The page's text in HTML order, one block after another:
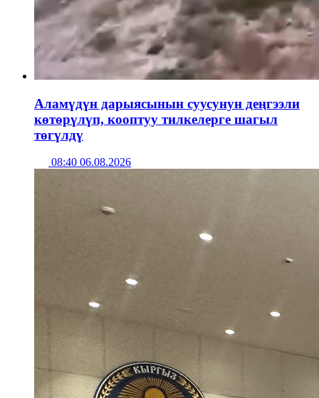
Аламүдүн дарыясынын суусунун деңгээли
көтөрүлүп, кооптуу тилкелерге шагыл
төгүлдү
08:40 06.08.2026